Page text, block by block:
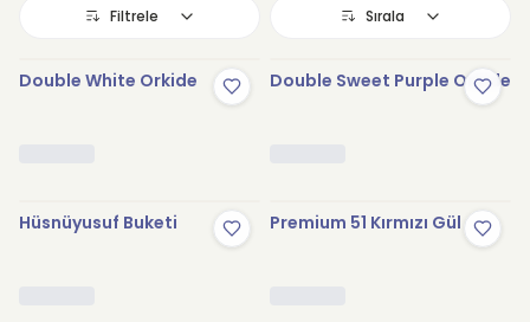
Filtrele Sırala
Double White Orkide Double Sweet Purple Orkide
Hüsnüyusuf Buketi Premium 51 Kırmızı Gül